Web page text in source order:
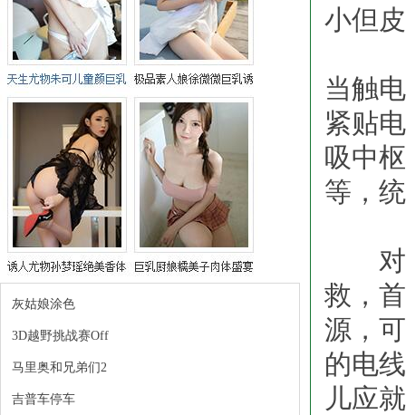
灰姑娘涂色
3D越野挑战赛Off
马里奥和兄弟们2
吉普车停车
小但
当触
紧贴
吸中
等，
对触
救，
源，
的电
儿应